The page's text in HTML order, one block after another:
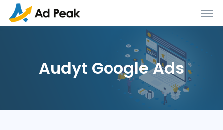
Audyt Google Ads